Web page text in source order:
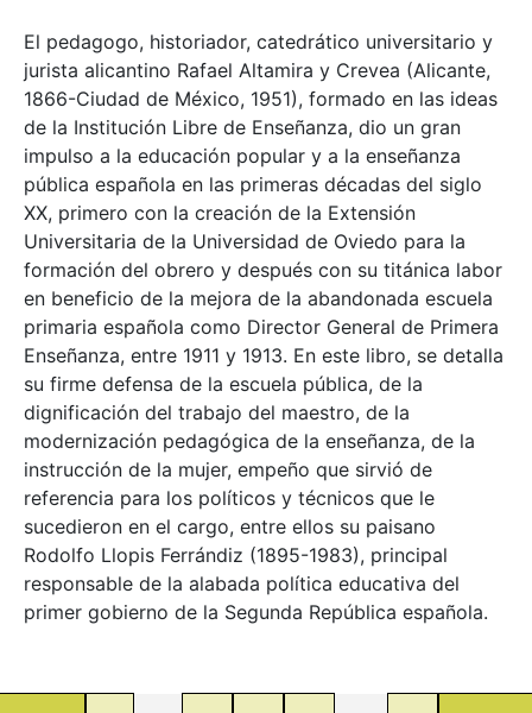
El pedagogo, historiador, catedrático universitario y
jurista alicantino Rafael Altamira y Crevea (Alicante,
1866-Ciudad de México, 1951), formado en las ideas
de la Institución Libre de Enseñanza, dio un gran
impulso a la educación popular y a la enseñanza
pública española en las primeras décadas del siglo
XX, primero con la creación de la Extensión
Universitaria de la Universidad de Oviedo para la
formación del obrero y después con su titánica labor
en beneficio de la mejora de la abandonada escuela
primaria española como Director General de Primera
Enseñanza, entre 1911 y 1913. En este libro, se detalla
su firme defensa de la escuela pública, de la
dignificación del trabajo del maestro, de la
modernización pedagógica de la enseñanza, de la
instrucción de la mujer, empeño que sirvió de
referencia para los políticos y técnicos que le
sucedieron en el cargo, entre ellos su paisano
Rodolfo Llopis Ferrándiz (1895-1983), principal
responsable de la alabada política educativa del
primer gobierno de la Segunda República española.